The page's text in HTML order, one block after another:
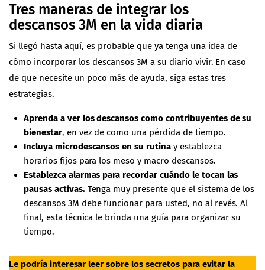
Tres maneras de integrar los
descansos 3M en la vida diaria
Si llegó hasta aquí, es probable que ya tenga una idea de
cómo incorporar los descansos 3M a su diario vivir. En caso
de que necesite un poco más de ayuda, siga estas tres
estrategias.
Aprenda a ver los descansos como contribuyentes de su
bienestar, en vez de como una pérdida de tiempo.
Incluya microdescansos en su rutinay establezca
horarios fijos para los meso y macro descansos.
Establezca alarmas para recordar cuándo le tocan las
pausas activas.Tenga muy presente que el sistema de los
descansos 3M debe funcionar para usted, no al revés. Al
final, esta técnica le brinda una guía para organizar su
tiempo.
Le podría interesar leer sobrelos secretos para evitar la